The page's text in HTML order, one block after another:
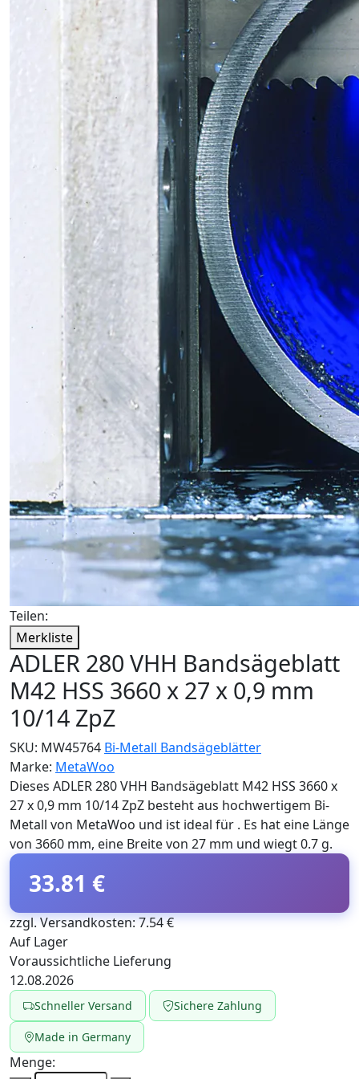
Teilen:
Merkliste
ADLER 280 VHH Bandsägeblatt
M42 HSS 3660 x 27 x 0,9 mm
10/14 ZpZ
SKU: MW45764 Bi-Metall Bandsägeblätter
Marke: MetaWoo
Dieses ADLER 280 VHH Bandsägeblatt M42 HSS 3660 x
27 x 0,9 mm 10/14 ZpZ besteht aus hochwertigem Bi-
Metall von MetaWoo und ist ideal für . Es hat eine Länge
von 3660 mm, eine Breite von 27 mm und wiegt 0.7 g.
33.81 €
zzgl. Versandkosten: 7.54 €
Auf Lager
Voraussichtliche Lieferung
12.08.2026
Schneller Versand Sichere Zahlung
Made in Germany
Menge: